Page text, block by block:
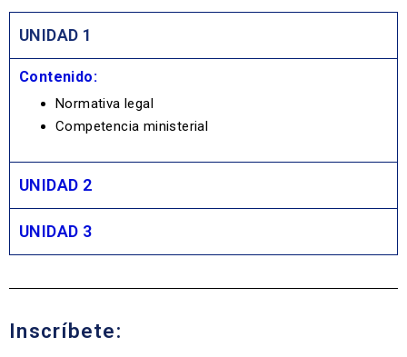
UNIDAD 1
Contenido:
Normativa legal
Competencia ministerial
UNIDAD 2
UNIDAD 3
Inscríbete: